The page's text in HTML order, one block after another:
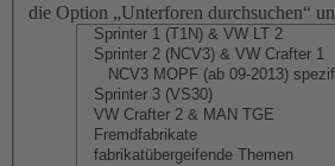
die Option „Unterforen durchsuchen“